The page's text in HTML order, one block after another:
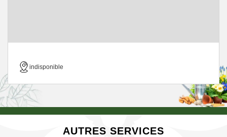
indisponible
AUTRES SERVICES